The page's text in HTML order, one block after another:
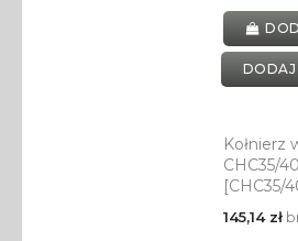
Kołnierz
CHC35/
[CHC35/
145,14 zł